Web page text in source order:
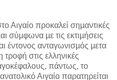
Αιγαίο προκαλεί σηµαντικές
σύµφωνα µε τις εκτιµήσεις
έντονος ανταγωνισµός µετα
τροφή στις ελληνικές
πάντως, το
Αιγαίο παρατηρείται